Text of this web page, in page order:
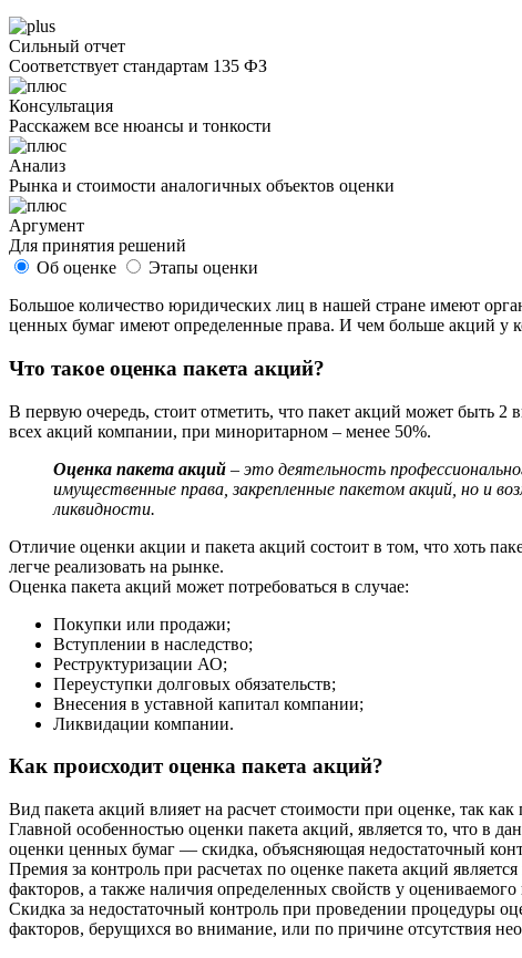
Сильный отчет
Соответствует стандартам 135 ФЗ
Консультация
Расскажем все нюансы и тонкости
Анализ
Рынка и стоимости аналогичных объектов оценки
Аргумент
Для принятия решений
Об оценке
Этапы оценки
Большое количество юридических лиц в нашей стране имеют
ценных бумаг имеют определенные права. И чем больше акций у
Что такое оценка пакета акций?
В первую очередь, стоит отметить, что пакет акций может быть
всех акций компании, при миноритарном – менее 50%.
Оценка пакета акций – это деятельность
имущественные права, закрепленные пакетом акций, но и
ликвидности.
Отличие оценки акции и пакета акций состоит в том, что хоть
легче реализовать на рынке.
Оценка пакета акций может потребоваться в случае:
Покупки или продажи;
Вступлении в наследство;
Реструктуризации АО;
Переуступки долговых обязательств;
Внесения в уставной капитал компании;
Ликвидации компании.
Как происходит оценка пакета акций?
Вид пакета акций влияет на расчет стоимости при оценке, так
Главной особенностью оценки пакета акций, является то, что в
оценки ценных бумаг — скидка, объясняющая недостаточный
Премия за контроль при расчетах по оценке пакета акций
факторов, а также наличия определенных свойств у оцениваемого
Скидка за недостаточный контроль при проведении процедуры
факторов, берущихся во внимание, или по причине отсутствия